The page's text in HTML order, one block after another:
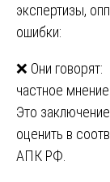
экспертизы,
ошибки:
❌ Они
частное
Это
оценить в
АПК РФ.